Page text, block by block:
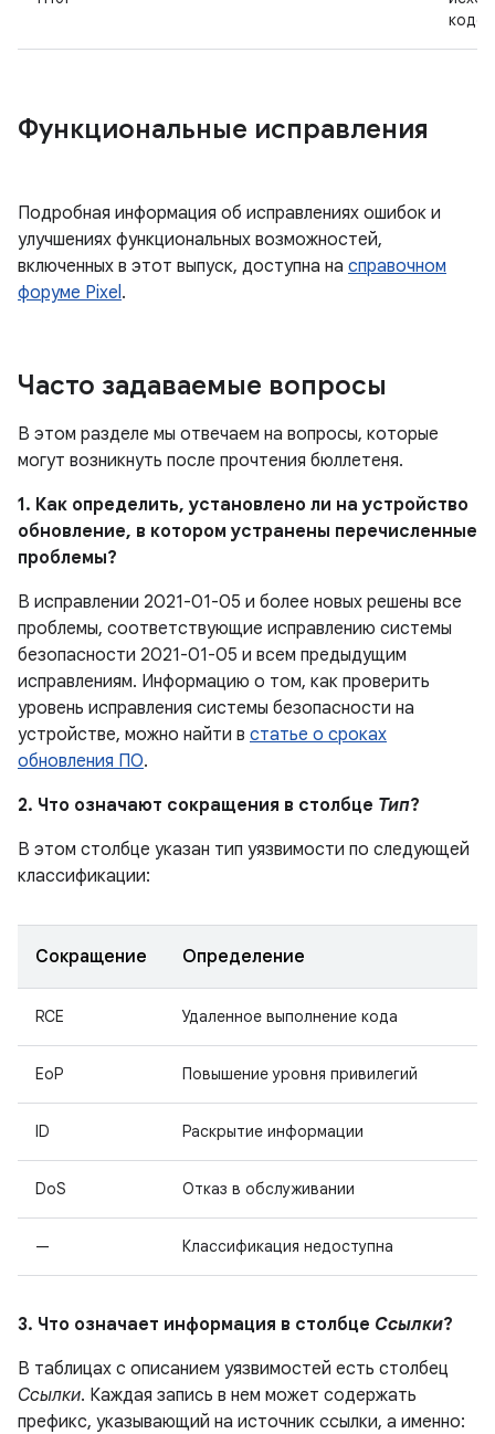
кодом
Функциональные исправления
Подробная информация об исправлениях ошибок и
улучшениях функциональных возможностей,
включенных в этот выпуск, доступна на справочном
форуме Pixel.
Часто задаваемые вопросы
В этом разделе мы отвечаем на вопросы, которые
могут возникнуть после прочтения бюллетеня.
1. Как определить, установлено ли на устройство
обновление, в котором устранены перечисленные
проблемы?
В исправлении 2021-01-05 и более новых решены все
проблемы, соответствующие исправлению системы
безопасности 2021-01-05 и всем предыдущим
исправлениям. Информацию о том, как проверить
уровень исправления системы безопасности на
устройстве, можно найти в статье о сроках
обновления ПО.
2. Что означают сокращения в столбце Тип?
В этом столбце указан тип уязвимости по следующей
классификации:
Сокращение Определение
RCE Удаленное выполнение кода
EoP Повышение уровня привилегий
ID Раскрытие информации
DoS Отказ в обслуживании
— Классификация недоступна
3. Что означает информация в столбце Ссылки?
В таблицах с описанием уязвимостей есть столбец
Ссылки. Каждая запись в нем может содержать
префикс, указывающий на источник ссылки, а именно: